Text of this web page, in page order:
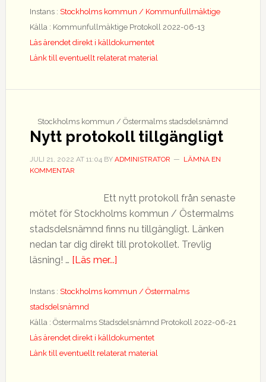
protokoll
tillgängligt
Instans : Stockholms kommun / Kommunfullmäktige
Källa : Kommunfullmäktige Protokoll 2022-06-13
Läs ärendet direkt i källdokumentet
Länk till eventuellt relaterat material
Stockholms kommun / Östermalms stadsdelsnämnd
Nytt protokoll tillgängligt
JULI 21, 2022 AT 11:04BY ADMINISTRATOR
LÄMNA EN
KOMMENTAR
Ett nytt protokoll från senaste
mötet för Stockholms kommun / Östermalms
stadsdelsnämnd finns nu tillgängligt. Länken
nedan tar dig direkt till protokollet. Trevlig
läsning! … [Läs mer...]om
protokoll
Instans : Stockholms kommun / Östermalms
stadsdelsnämnd
Källa : Östermalms Stadsdelsnämnd Protokoll 2022-06-21
Läs ärendet direkt i källdokumentet
Länk till eventuellt relaterat material